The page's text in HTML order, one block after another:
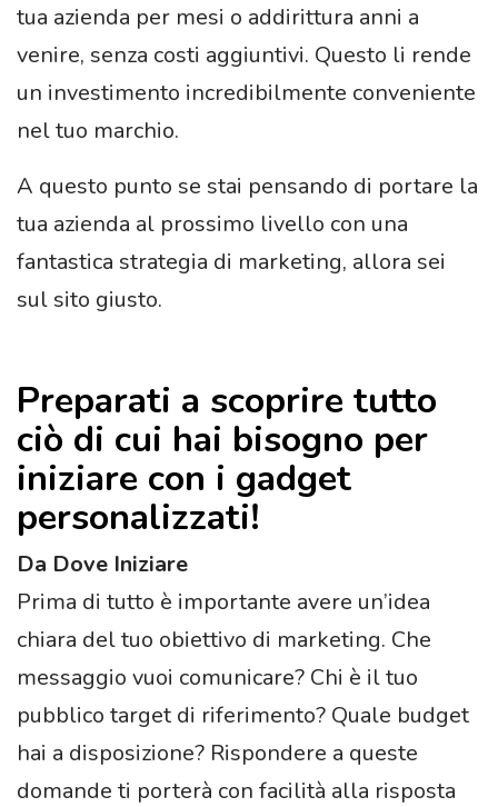
tua azienda per mesi o addirittura anni a
venire, senza costi aggiuntivi. Questo li rende
un investimento incredibilmente conveniente
nel tuo marchio.
A questo punto se stai pensando di portare la
tua azienda al prossimo livello con una
fantastica strategia di marketing, allora sei
sul sito giusto.
Preparati a scoprire tutto
ciò di cui hai bisogno per
iniziare con i gadget
personalizzati!
Da Dove Iniziare
Prima di tutto è importante avere un’idea
chiara del tuo obiettivo di marketing. Che
messaggio vuoi comunicare? Chi è il tuo
pubblico target di riferimento? Quale budget
hai a disposizione? Rispondere a queste
domande ti porterà con facilità alla risposta